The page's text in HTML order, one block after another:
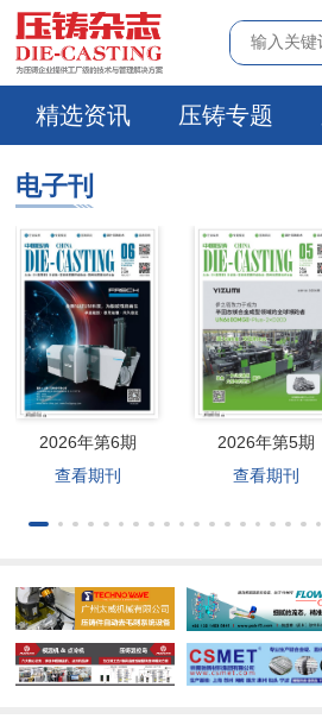
精选资讯 压铸专题
电子刊
2026年第6期
查看期刊
2026年第5期
查看期刊